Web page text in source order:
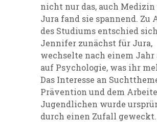
nicht nur das, auch Medizin
Jura fand sie spannend. Zu
des Studiums entschied sich
Jennifer zunächst für Jura,
wechselte nach einem Jahr
auf Psychologie, was ihr
Das Interesse an
Prävention und dem
Jugendlichen wurde
durch einen Zufall geweckt.